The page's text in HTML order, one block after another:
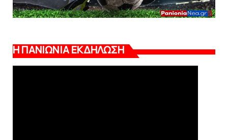
Η ΠΑΝΙΩΝΙΑ ΕΚΔΗΛΩΣΗ